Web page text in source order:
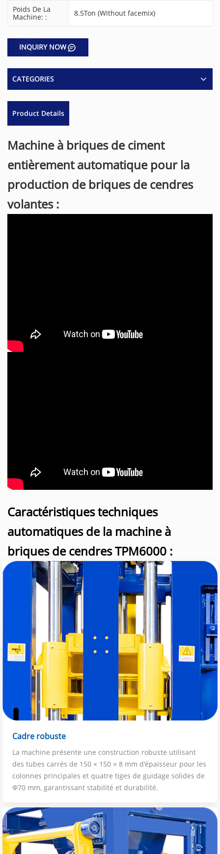
Poids De La
Machine: :
8.5Ton (Without facemix)
INQUIRY NOW
CATEGORIES
Product Details
Machine à briques de ciment
entièrement automatique pour la
production de briques de cendres
volantes :
Caractéristiques techniques
automatiques de la machine à
briques de cendres TPM6000 :
Cadre robuste
La machine présente une construction robuste utilisant
des tubes carrés de 150 × 150 × 8 mm d'épaisseur pour les
colonnes principales et quatre tiges de guidage solides de
Φ70 mm, garantissant stabilité et durabilité.